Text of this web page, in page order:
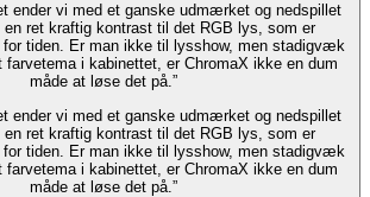
ender vi med et ganske udmærket og nedspillet
en ret kraftig kontrast til det RGB lys, som er
tiden. Er man ikke til lysshow, men stadigvæk
i kabinettet, er ChromaX ikke en dum
måde at løse det på.”
ender vi med et ganske udmærket og nedspillet
ret kraftig kontrast til det RGB lys, som er
tiden. Er man ikke til lysshow, men stadigvæk
i kabinettet, er ChromaX ikke en dum
måde at løse det på.”